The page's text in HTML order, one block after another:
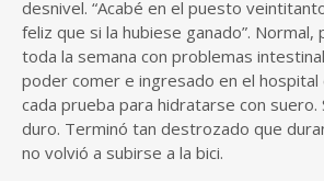
desnivel. “Acabé en el puesto
feliz que si la hubiese ganado”.
toda la semana con problemas
poder comer e ingresado en el hospital
cada prueba para hidratarse con
duro. Terminó tan destrozado que
no volvió a subirse a la bici.